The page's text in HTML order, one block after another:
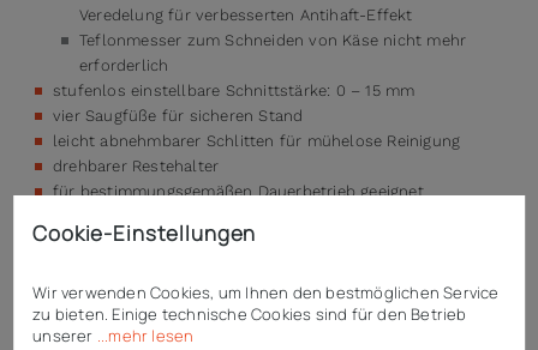
Veredelung für verbesserten Antihaft-Effekt
Teflonmesser zum Schneiden von Käse nicht mehr
erforderlich
stufenlos einstellbare Schnittstärke: 0 – 15 mm
vier Saugfüße für sicheren Stand
leicht abnehmbarer Schlitten für mühelose Reinigung
drehbarer Restehalter
für bestimmungsgemäßen Dauerbetrieb geeignet
1 Schleifapparat
Cookie-Einstellungen
Wir verwenden Cookies, um Ihnen den bestmöglichen Service
zu bieten. Einige technische Cookies sind für den Betrieb
unserer
...mehr lesen